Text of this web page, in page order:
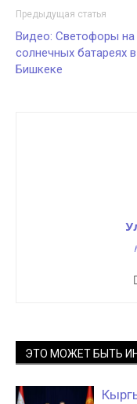
Предыдущая статья
Видео: Светофоры на
солнечных батареях в
Бишкеке
ЭТО МОЖЕТ БЫТЬ